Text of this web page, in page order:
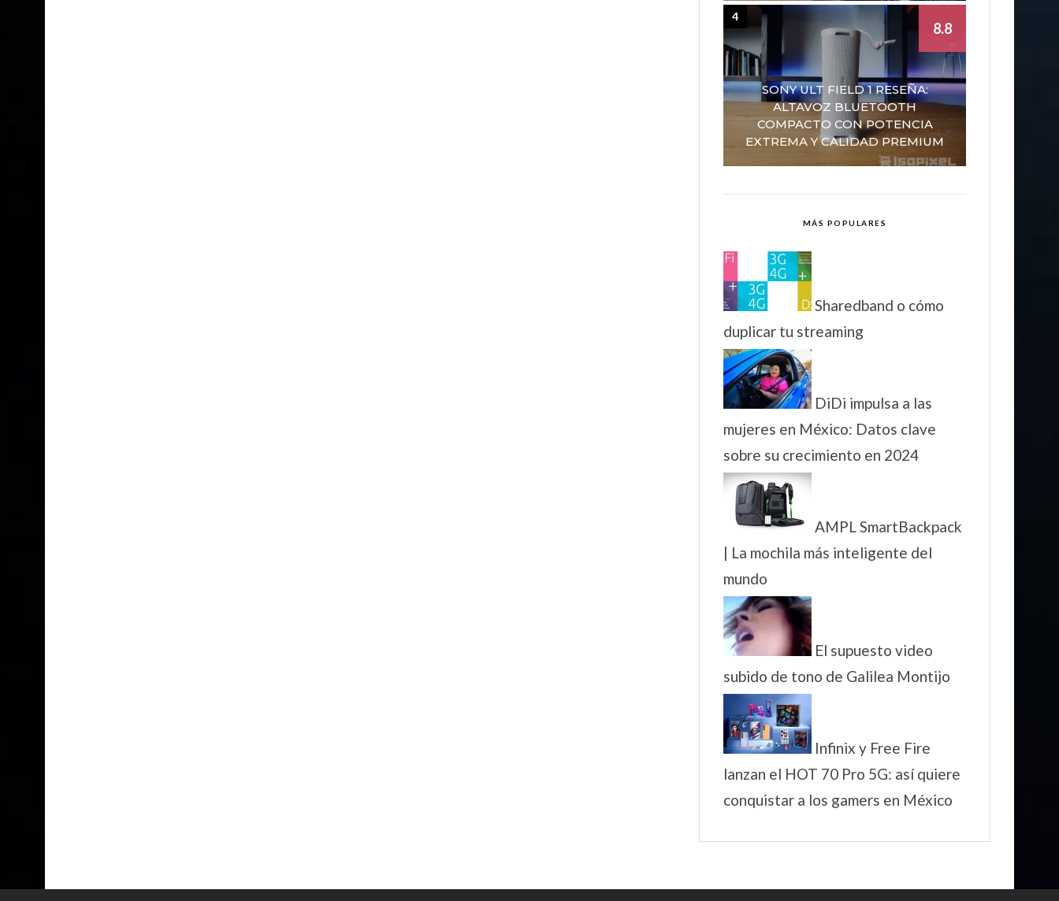
SONY ULT FIELD 1 RESEÑA:
ALTAVOZ BLUETOOTH
COMPACTO CON POTENCIA
EXTREMA Y CALIDAD PREMIUM
8.8
4
MÁS POPULARES
Sharedband o cómo
duplicar tu streaming
DiDi impulsa a las
mujeres en México: Datos clave
sobre su crecimiento en 2024
AMPL SmartBackpack
| La mochila más inteligente del
mundo
El supuesto video
subido de tono de Galilea Montijo
Infinix y Free Fire
lanzan el HOT 70 Pro 5G: así quiere
conquistar a los gamers en México